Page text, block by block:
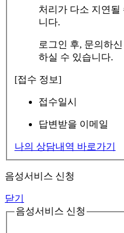
처리가 다소 지연될
니다.
로그인 후, 문의하
하실 수 있습니다.
[접수 정보]
접수일시
답변받을 이메일
나의 상담내역 바로가기
음성서비스 신청
닫기
음성서비스 신청